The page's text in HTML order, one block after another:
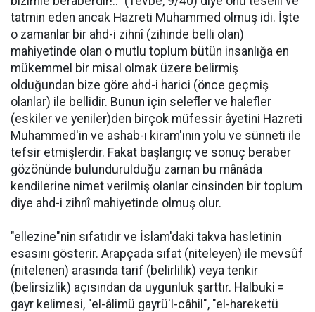
tatmin eden ancak Hazreti Muhammed olmuş idi. İşte
o zamanlar bir ahd-i zihnî (zihinde belli olan)
mahiyetinde olan o mutlu toplum bütün insanlığa en
mükemmel bir misal olmak üzere belirmiş
olduğundan bize göre ahd-i harici (önce geçmiş
olanlar) ile bellidir. Bunun için selefler ve halefler
(eskiler ve yeniler)den birçok müfessir âyetini Hazreti
Muhammed'in ve ashab-ı kiram'ının yolu ve sünneti ile
tefsir etmişlerdir. Fakat başlangıç ve sonuç beraber
gözönünde bulundurulduğu zaman bu mânâda
kendilerine nimet verilmiş olanlar cinsinden bir toplum
diye ahd-i zihnî mahiyetinde olmuş olur.
"ellezine"nin sıfatıdır ve İslam'daki takva hasletinin
esasını gösterir. Arapçada sıfat (niteleyen) ile mevsûf
(nitelenen) arasında tarif (belirlilik) veya tenkir
(belirsizlik) açısından da uygunluk şarttır. Halbuki =
gayr kelimesi, "el-âlimü gayrü'l-câhil", "el-hareketü